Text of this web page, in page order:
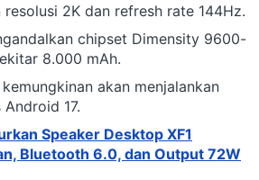
resolusi 2K dan refresh rate 144Hz.
chipset Dimensity 9600-
8.000 mAh.
akan menjalankan
17.
Speaker Desktop XF1
Bluetooth 6.0, dan Output 72W